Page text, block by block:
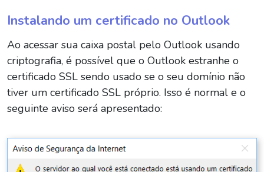
Instalando um certificado no Outlook
Ao acessar sua caixa postal pelo Outlook usando
criptografia, é possível que o Outlook estranhe o
certificado SSL sendo usado se o seu domínio não
tiver um certificado SSL próprio. Isso é normal e o
seguinte aviso será apresentado: